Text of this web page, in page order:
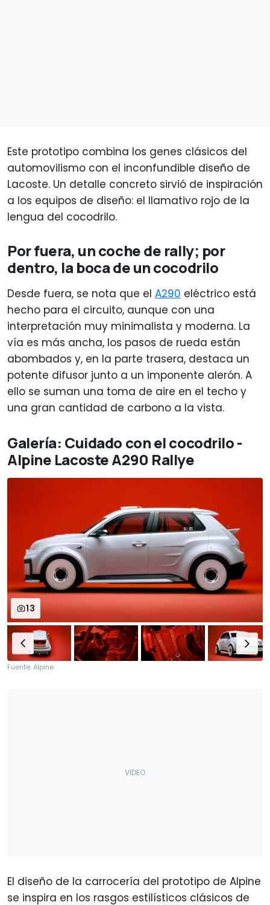
Este prototipo combina los genes clásicos del
automovilismo con el inconfundible diseño de
Lacoste. Un detalle concreto sirvió de inspiración
a los equipos de diseño: el llamativo rojo de la
lengua del cocodrilo.
Por fuera, un coche de rally; por
dentro, la boca de un cocodrilo
Desde fuera, se nota que el A290 eléctrico está
hecho para el circuito, aunque con una
interpretación muy minimalista y moderna. La
vía es más ancha, los pasos de rueda están
abombados y, en la parte trasera, destaca un
potente difusor junto a un imponente alerón. A
ello se suman una toma de aire en el techo y
una gran cantidad de carbono a la vista.
Galería: Cuidado con el cocodrilo -
Alpine Lacoste A290 Rallye
13
Fuente: Alpine
El diseño de la carrocería del prototipo de Alpine
se inspira en los rasgos estilísticos clásicos de